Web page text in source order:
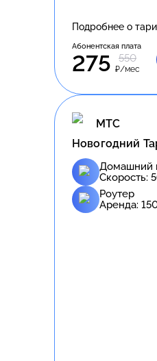
Подробнее о
Абонентская плата
275 550
₽/мес
МТС
Новогодний
Домашний
Скорость:
Роутер
Аренда: